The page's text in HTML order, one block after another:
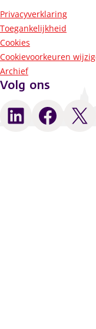
Privacyverklaring
Toegankelijkheid
Cookies
Cookievoorkeuren
Archief
Volg ons
LinkedIn Facebook X